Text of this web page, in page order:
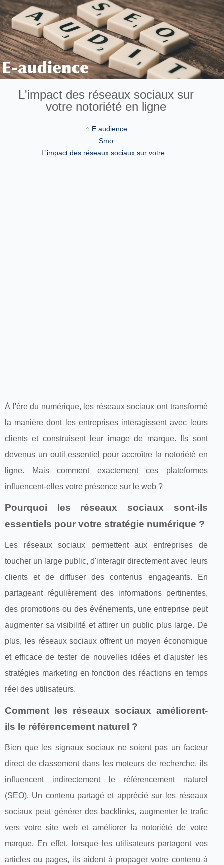
L'impact des réseaux sociaux sur
votre notoriété en ligne
E audience
Smo
L'impact des réseaux sociaux sur votre...
À l'ère du numérique, les réseaux sociaux ont transformé
la manière dont les entreprises interagissent avec leurs
clients et construisent leur image de marque. Ils sont
devenus un outil essentiel pour accroître la notoriété en
ligne. Mais comment exactement ces plateformes
influencent-elles votre présence sur le web ?
Pourquoi les réseaux sociaux sont-ils
essentiels pour votre stratégie numérique ?
Les réseaux sociaux permettent aux entreprises de
toucher un large public, d'interagir directement avec leurs
clients et de diffuser des contenus engageants. En
partageant régulièrement des informations pertinentes,
des promotions ou des événements, une entreprise peut
augmenter sa visibilité et attirer un public plus large. De
plus, les réseaux sociaux offrent un moyen économique
et efficace de tester de nouvelles idées et d'ajuster les
stratégies marketing en fonction des réactions en temps
réel des utilisateurs.
Comment les réseaux sociaux améliorent-
ils le référencement naturel ?
Bien que les signaux sociaux ne soient pas un facteur
direct de classement dans les moteurs de recherche, ils
influencent indirectement le référencement naturel
(SEO). Un contenu partagé et apprécié sur les réseaux
sociaux peut générer des backlinks, augmenter le trafic
vers votre site web et améliorer la notoriété de votre
marque. En effet, lorsque les utilisateurs partagent vos
articles ou pages, ils aident à propager votre contenu à